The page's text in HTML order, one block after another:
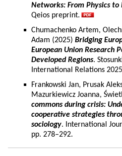
Networks: From Physics
Qeios preprint.
Chumachenko Artem,
Adam (2025) Bridging
European Union Research
Developed Regions.
International Relations
Frankowski Jan, Prusak
Mazurkiewicz Joanna,
commons during crisis:
cooperative strategies
sociology. International
pp. 278–292.